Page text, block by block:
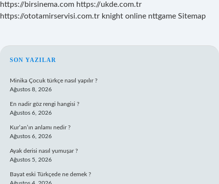
https://birsinema.com https://ukde.com.tr
https://ototamirservisi.com.tr knight online nttgame Sitemap
SIDEBAR
SON YAZILAR
Minika Çocuk türkçe nasıl yapılır ?
Ağustos 8, 2026
En nadir göz rengi hangisi ?
Ağustos 6, 2026
Kur’an’ın anlamı nedir ?
Ağustos 6, 2026
Ayak derisi nasıl yumuşar ?
Ağustos 5, 2026
Bayat eski Türkçede ne demek ?